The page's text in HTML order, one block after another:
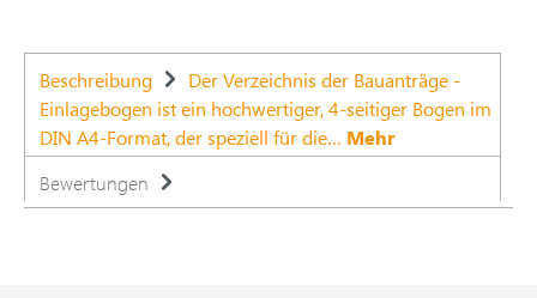
Beschreibung
Der Verzeichnis der Bauanträge -
Einlagebogen ist ein hochwertiger, 4-seitiger Bogen im
DIN A4-Format, der speziell für die… Mehr
Bewertungen